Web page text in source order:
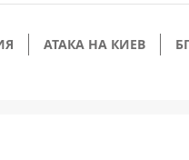
АТАКА НА КИЕВ